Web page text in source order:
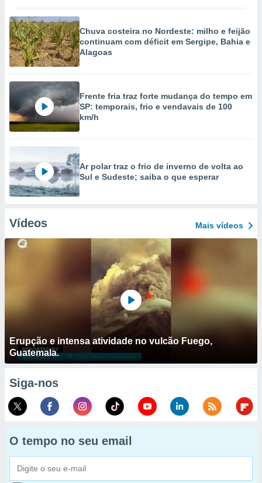
Chuva costeira no Nordeste: milho e feijão
continuam com déficit em Sergipe, Bahia e
Alagoas
Frente fria traz forte mudança do tempo em
SP: temporais, frio e vendavais de 100
km/h
Ar polar traz o frio de inverno de volta ao
Sul e Sudeste; saiba o que esperar
Vídeos Mais vídeos
Erupção e intensa atividade no vulcão Fuego,
Guatemala.
Siga-nos
O tempo no seu email